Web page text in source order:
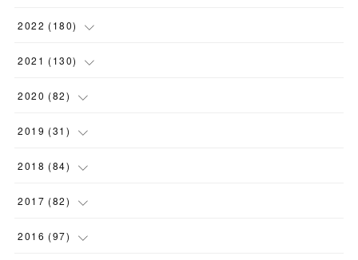
(24)
(23)
( 23
(12)
(18)
(16
( 15
2022 (180)
(17)
(15
(23
( 14
2021 (130)
(10
(4 )
( 16
( 11
2020 (82)
(21
(8 )
(8)
(5)
2019 (31 )
(1)
(3)
(7)
2018 (84)
(7)
(7)
2017 (82)
(10
2016 (97)